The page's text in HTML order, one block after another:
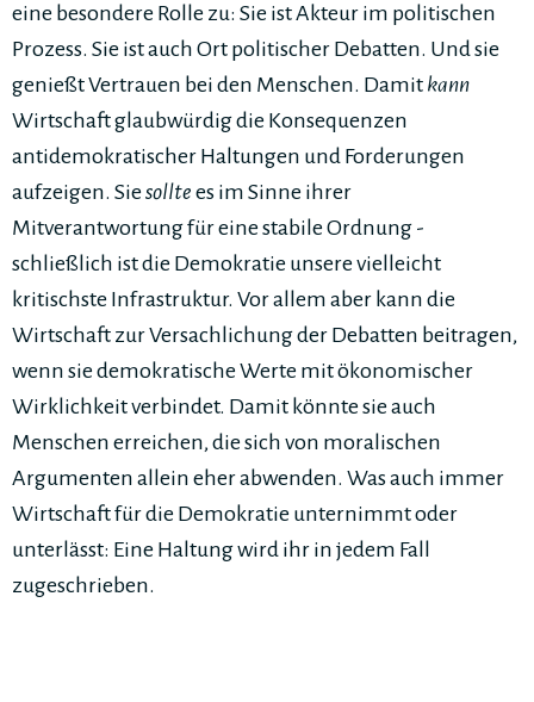
eine besondere Rolle zu: Sie ist Akteur im politischen
Prozess. Sie ist auch Ort politischer Debatten. Und sie
genießt Vertrauen bei den Menschen. Damit kann
Wirtschaft glaubwürdig die Konsequenzen
antidemokratischer Haltungen und Forderungen
aufzeigen. Siesollte es im Sinne ihrer
Mitverantwortung für eine stabile Ordnung -
schließlich ist die Demokratie unsere vielleicht
kritischste Infrastruktur. Vor allem aber kann die
Wirtschaft zur Versachlichung der Debatten beitragen,
wenn sie demokratische Werte mit ökonomischer
Wirklichkeit verbindet. Damit könnte sie auch
Menschen erreichen, die sich von moralischen
Argumenten allein eher abwenden. Was auch immer
Wirtschaft für die Demokratie unternimmt oder
unterlässt: Eine Haltung wird ihr in jedem Fall
zugeschrieben.